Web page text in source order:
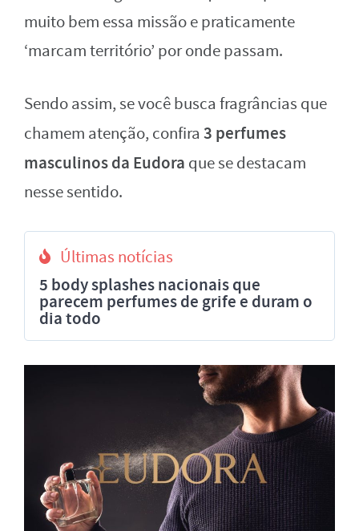
muito bem essa missão e praticamente
‘marcam território’ por onde passam.
Sendo assim, se você busca fragrâncias que
chamem atenção, confira 3 perfumes
masculinos da Eudora que se destacam
nesse sentido.
Últimas notícias
5 body splashes nacionais que
parecem perfumes de grife e duram o
dia todo